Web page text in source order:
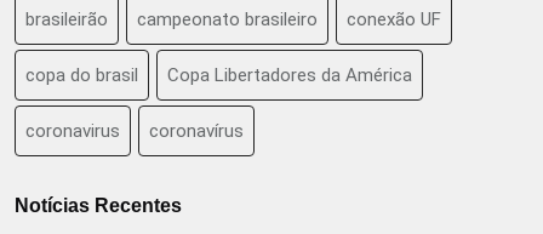
brasileirão campeonato brasileiro conexão UF
copa do brasil Copa Libertadores da América
coronavirus coronavírus
Notícias Recentes